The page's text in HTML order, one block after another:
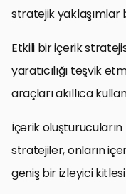
stratejik yaklaşımlar
Etkili bir içerik
yaratıcılığı teşvik
araçları akıllıca
İçerik oluşturucuların
stratejiler, onların
geniş bir izleyici